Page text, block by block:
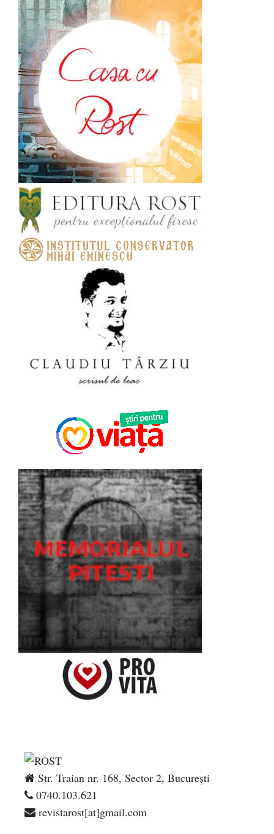
Str. Traian nr. 168, Sector 2, București
0740.103.621
revistarost[at]gmail.com